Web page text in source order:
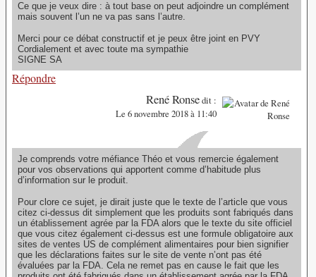
Ce que je veux dire : à tout base on peut adjoindre un complément
mais souvent l’un ne va pas sans l’autre.
Merci pour ce débat constructif et je peux être joint en PVY
Cordialement et avec toute ma sympathie
SIGNE SA
Répondre
René Ronsedit :
Le 6 novembre 2018 à 11:40
Je comprends votre méfiance Théo et vous remercie également
pour vos observations qui apportent comme d’habitude plus
d’information sur le produit.
Pour clore ce sujet, je dirait juste que le texte de l’article que vous
citez ci-dessus dit simplement que les produits sont fabriqués dans
un établissement agrée par la FDA alors que le texte du site officiel
que vous citez également ci-dessus est une formule obligatoire aux
sites de ventes US de complément alimentaires pour bien signifier
que les déclarations faites sur le site de vente n’ont pas été
évaluées par la FDA. Cela ne remet pas en cause le fait que les